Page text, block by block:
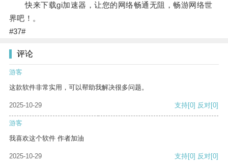
快来下载gi加速器，让您的网络畅通无阻，畅游网络世
界吧！。
#37#
评论
游客
这款软件非常实用，可以帮助我解决很多问题。
2025-10-29 支持[0] 反对[0]
游客
我喜欢这个软件 作者加油
2025-10-29 支持[0] 反对[0]